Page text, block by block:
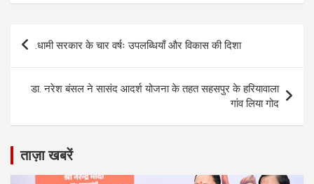
Post
.धामी सरकार के चार वर्षः उपलब्धियाँ और विकास की दिशा
डा. नरेश बंसल ने सासंद आदर्श योजना के तहत सहसपुर के हरियावाला
गांव लिया गोद
ताज़ा खबरें